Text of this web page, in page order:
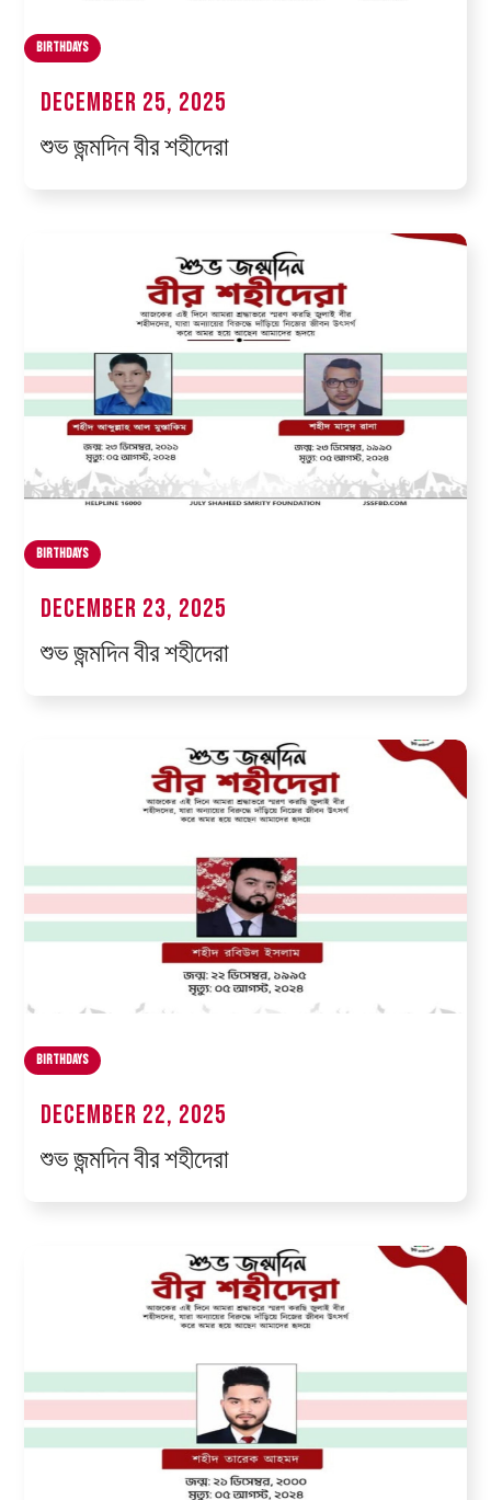
Birthdays
December 25, 2025
শুভ জন্মদিন বীর শহীদেরা
Birthdays
December 23, 2025
শুভ জন্মদিন বীর শহীদেরা
Birthdays
December 22, 2025
শুভ জন্মদিন বীর শহীদেরা